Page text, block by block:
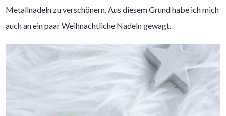
Metallnadeln zu verschönern. Aus diesem Grund habe ich mich
auch an ein paar Weihnachtliche Nadeln gewagt.